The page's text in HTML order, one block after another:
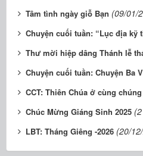
Tâm tình ngày giỗ Bạn (09/01/
Chuyện cuối tuần: “Lục địa kỹ
Thư mời hiệp dâng Thánh lễ
Chuyện cuối tuần: Chuyện Ba
CCT: Thiên Chúa ở cùng
Chúc Mừng Giáng Sinh 2025
LBT: Tháng Giêng -2026 (20/